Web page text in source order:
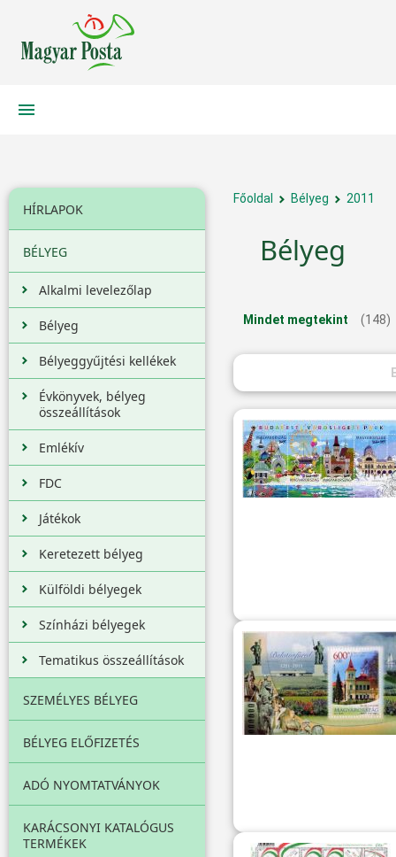
HÍRLAPOK
BÉLYEG
Alkalmi levelezőlap
Bélyeg
Bélyeggyűjtési kellékek
Évkönyvek, bélyeg
összeállítások
Emlékív
FDC
Játékok
Keretezett bélyeg
Külföldi bélyegek
Színházi bélyegek
Tematikus összeállítások
SZEMÉLYES BÉLYEG
BÉLYEG ELŐFIZETÉS
ADÓ NYOMTATVÁNYOK
KARÁCSONYI KATALÓGUS
TERMÉKEK
Főoldal Bélyeg 2011
Bélyeg
Mindet megtekint (148)